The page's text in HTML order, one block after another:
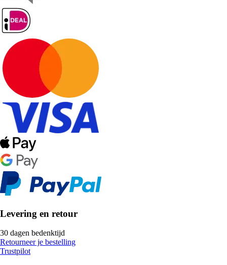
Levering en retour
30 dagen bedenktijd
Retourneer je bestelling
Trustpilot